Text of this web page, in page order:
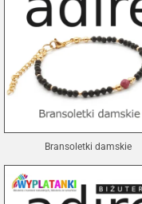
Bransoletki damskie